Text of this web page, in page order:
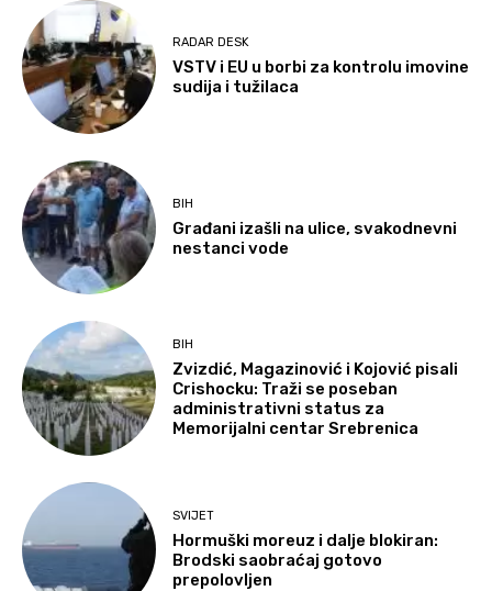
RADAR DESK
VSTV i EU u borbi za kontrolu imovine
sudija i tužilaca
BIH
Građani izašli na ulice, svakodnevni
nestanci vode
BIH
Zvizdić, Magazinović i Kojović pisali
Crishocku: Traži se poseban
administrativni status za
Memorijalni centar Srebrenica
SVIJET
Hormuški moreuz i dalje blokiran:
Brodski saobraćaj gotovo
prepolovljen